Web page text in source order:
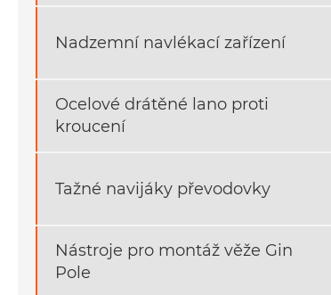
Nadzemní navlékací zařízení
Ocelové drátěné lano proti
kroucení
Tažné navijáky převodovky
Nástroje pro montáž věže Gin
Pole